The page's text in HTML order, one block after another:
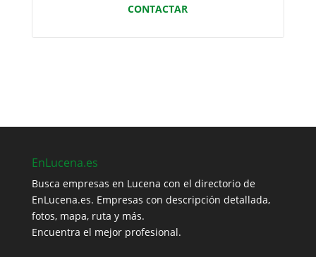
CONTACTAR
EnLucena.es
Busca empresas en Lucena con el directorio de
EnLucena.es. Empresas con descripción detallada,
fotos, mapa, ruta y más.
Encuentra el mejor profesional.